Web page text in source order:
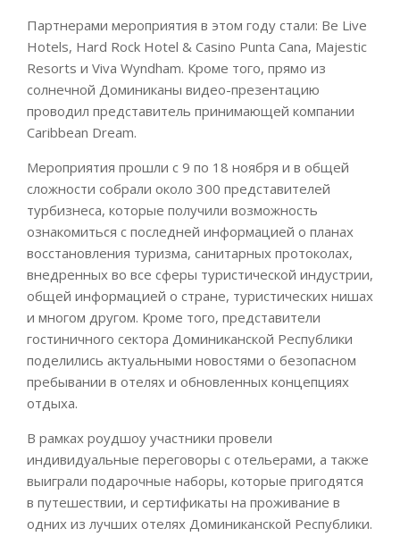
Партнерами мероприятия в этом году стали: Be Live
Hotels, Hard Rock Hotel & Casino Punta Cana, Majestic
Resorts и Viva Wyndham. Кроме того, прямо из
солнечной Доминиканы видео-презентацию
проводил представитель принимающей компании
Caribbean Dream.
Мероприятия прошли с 9 по 18 ноября и в общей
сложности собрали около 300 представителей
турбизнеса, которые получили возможность
ознакомиться с последней информацией о планах
восстановления туризма, санитарных протоколах,
внедренных во все сферы туристической индустрии,
общей информацией о стране, туристических нишах
и многом другом. Кроме того, представители
гостиничного сектора Доминиканской Республики
поделились актуальными новостями о безопасном
пребывании в отелях и обновленных концепциях
отдыха.
В рамках роудшоу участники провели
индивидуальные переговоры с отельерами, а также
выиграли подарочные наборы, которые пригодятся
в путешествии, и сертификаты на проживание в
одних из лучших отелях Доминиканской Республики.